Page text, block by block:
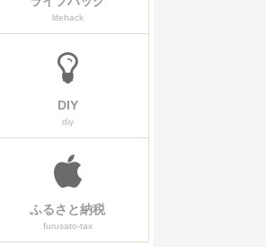
lifehack
DIY
diy
ふるさと納税
furusato-tax